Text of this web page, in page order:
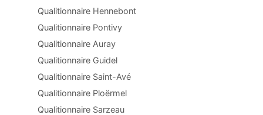
Qualitionnaire Hennebont
Qualitionnaire Pontivy
Qualitionnaire Auray
Qualitionnaire Guidel
Qualitionnaire Saint-Avé
Qualitionnaire Ploërmel
Qualitionnaire Sarzeau